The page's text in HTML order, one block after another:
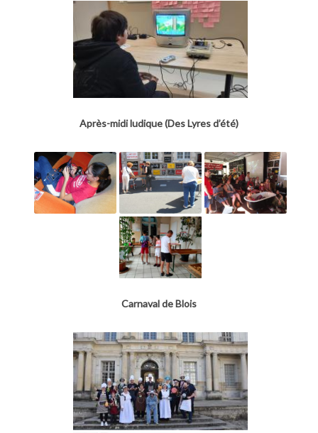
Après-midi ludique (Des Lyres d’été)
Carnaval de Blois